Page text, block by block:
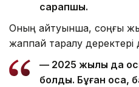
сарапшы.
Оның айтуынша, соңғы
жаппай таралу деректері
— 2025 жылы да
болды. Бұған қоса,